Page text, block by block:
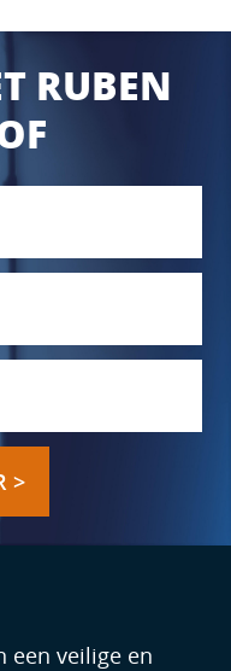
RUBEN
>
een veilige en